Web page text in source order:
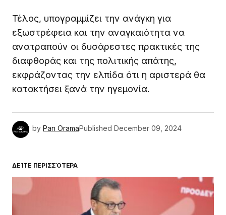
Τέλος, υπογραμμίζει την ανάγκη για
εξωστρέφεια και την αναγκαιότητα να
ανατραπούν οι δυσάρεστες πρακτικές της
διαφθοράς και της πολιτικής απάτης,
εκφράζοντας την ελπίδα ότι η αριστερά θα
κατακτήσει ξανά την ηγεμονία.
by Pan OramaPublished December 09, 2024
ΔΕΊΤΕ ΠΕΡΙΣΣΌΤΕΡΑ